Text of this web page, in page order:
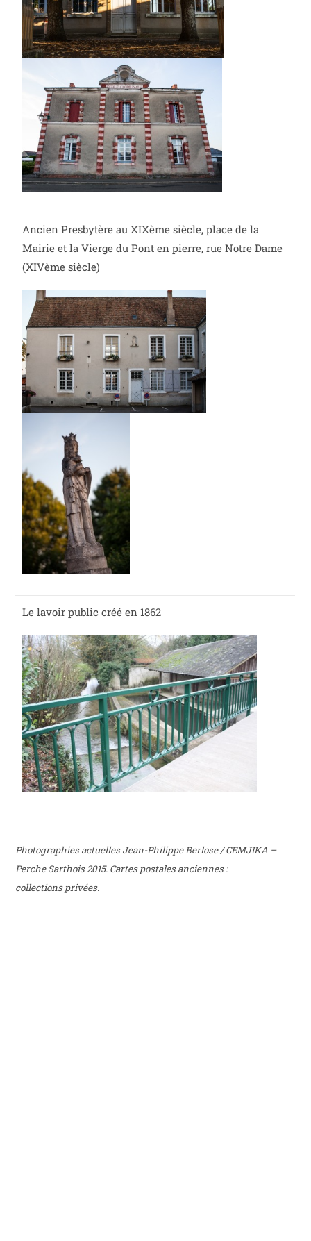
Ancien Presbytère au XIXème siècle, place de la
Mairie et la Vierge du Pont en pierre, rue Notre Dame
(XIVème siècle)
Le lavoir public créé en 1862
Photographies actuelles Jean-Philippe Berlose / CEMJIKA –
Perche Sarthois 2015. Cartes postales anciennes :
collections privées.